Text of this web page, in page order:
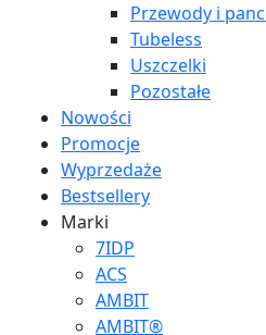
Przewody i
Tubeless
Uszczelki
Pozostałe
Nowości
Promocje
Wyprzedaże
Bestsellery
Marki
7IDP
ACS
AMBIT
AMBIT®